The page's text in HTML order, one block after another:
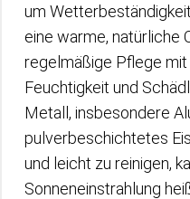
um
eine warme, natürliche
regelmäßige Pflege mit
Feuchtigkeit und
Metall, insbesondere
pulverbeschichtetes
und leicht zu reinigen,
Sonneneinstrahlung